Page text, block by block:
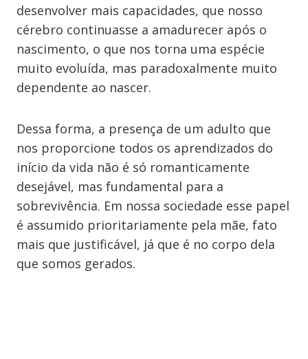
desenvolver mais capacidades, que nosso
cérebro continuasse a amadurecer após o
nascimento, o que nos torna uma espécie
muito evoluída, mas paradoxalmente muito
dependente ao nascer.
Dessa forma, a presença de um adulto que
nos proporcione todos os aprendizados do
início da vida não é só romanticamente
desejável, mas fundamental para a
sobrevivência. Em nossa sociedade esse papel
é assumido prioritariamente pela mãe, fato
mais que justificável, já que é no corpo dela
que somos gerados.